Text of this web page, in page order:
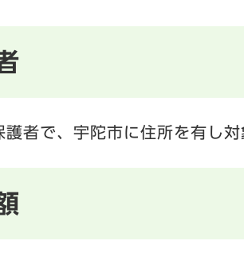
護者で、宇陀市に住所を有し